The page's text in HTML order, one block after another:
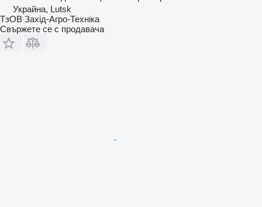
Украйна, Lutsk
ТзОВ Захід-Агро-Техніка
Свържете се с продавача